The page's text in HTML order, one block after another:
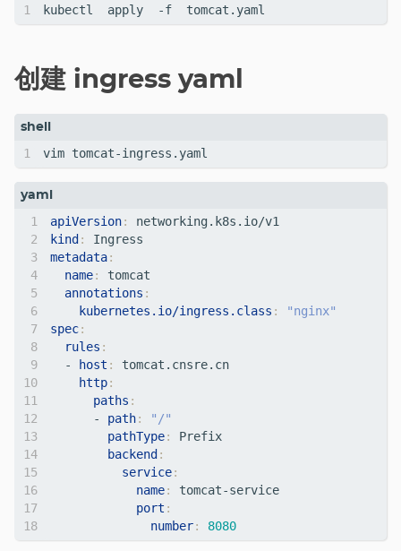
1
创建 ingress yaml
4
6
7
8
9
10
14
16
17
18
apiVersion:
networking.k8s.io/v1
kind :
Ingress
metadata:
name:
tomcat
annotations :
kubernetes.io/ingress.class :
"nginx"
spec:
rules :
-
host :
tomcat.cnsre.cn
http:
paths :
- path:
"/"
pathType:
Prefix
backend :
service:
name:
tomcat-service
port :
number: 8080